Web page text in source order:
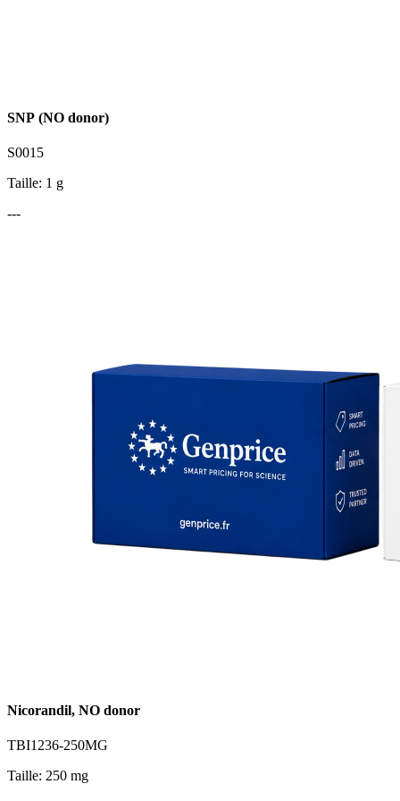
SNP (NO donor)
S0015
Taille: 1 g
---
Nicorandil, NO donor
TBI1236-250MG
Taille: 250 mg